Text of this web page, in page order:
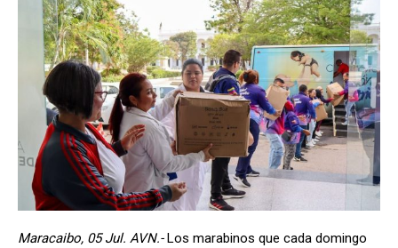
Maracaibo, 05 Jul. AVN.-Los marabinos que cada domingo